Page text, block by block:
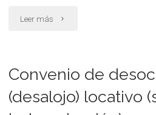
Leer más "Convenio
desocupación
(desalojo)
Convenio de
(desalojo) locativo